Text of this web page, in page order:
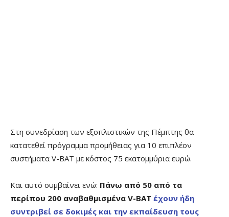
Στη συνεδρίαση των εξοπλιστικών της Πέμπτης θα
κατατεθεί πρόγραμμα προμήθειας για 10 επιπλέον
συστήματα V-BAT με κόστος 75 εκατομμύρια ευρώ.
Και αυτό συμβαίνει ενώ: Πάνω από 50 από τα
περίπου 200 αναβαθμισμένα V-BAT έχουν ήδη
συντριβεί σε δοκιμές και την εκπαίδευση τους